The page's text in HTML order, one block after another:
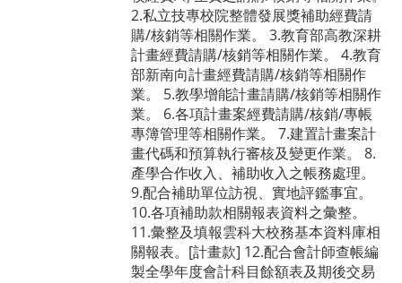
2.私立技專校院整體發展獎補助經費請
購/核銷等相關作業。 3.教育部高教深耕
計畫經費請購/核銷等相關作業。 4.教育
部新南向計畫經費請購/核銷等相關作
業。 5.教學增能計畫請購/核銷等相關作
業。 6.各項計畫案經費請購/核銷/專帳
專簿管理等相關作業。 7.建置計畫案計
畫代碼和預算執行審核及變更作業。 8.
產學合作收入、補助收入之帳務處理。
9.配合補助單位訪視、實地評鑑事宜。
10.各項補助款相關報表資料之彙整。
11.彙整及填報雲科大校務基本資料庫相
關報表。[計畫款] 12.配合會計師查帳編
製全學年度會計科目餘額表及期後交易